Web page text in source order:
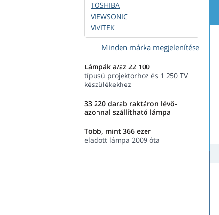
TOSHIBA
VIEWSONIC
VIVITEK
Minden márka megjelenítése
Lámpák a/az 22 100
típusú projektorhoz és 1 250 TV
készülékekhez
33 220 darab raktáron lévő-
azonnal szállítható lámpa
Több, mint 366 ezer
eladott lámpa 2009 óta